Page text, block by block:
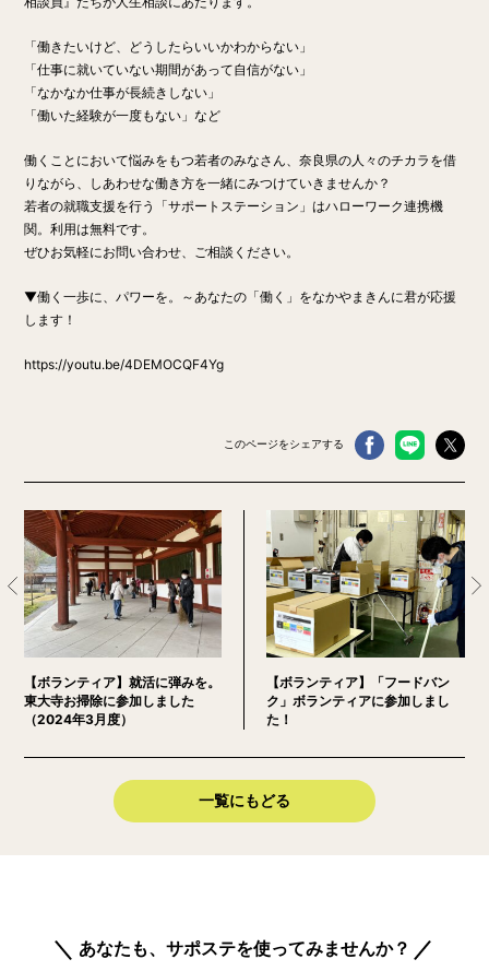
「働きたいけど、どうしたらいいかわからない」
「仕事に就いていない期間があって自信がない」
「なかなか仕事が長続きしない」
「働いた経験が一度もない」など
働くことにおいて悩みをもつ若者のみなさん、奈良県の人々のチカラを借
りながら、しあわせな働き方を一緒にみつけていきませんか？
若者の就職支援を行う「サポートステーション」はハローワーク連携機
関。利用は無料です。
ぜひお気軽にお問い合わせ、ご相談ください。
▼働く一歩に、パワーを。～あなたの「働く」をなかやまきんに君が応援
します！
https://youtu.be/4DEMOCQF4Yg
このページをシェアする
【ボランティア】就活に弾みを。
東大寺お掃除に参加しました
（2024年3月度）
【ボランティア】「フードバン
ク」ボランティアに参加しまし
た！
一覧にもどる
あなたも、サポステを使ってみませんか？